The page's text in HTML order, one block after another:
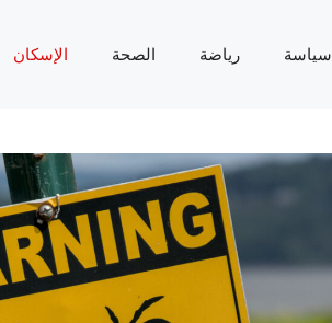
سياسة رياضة الصحة الإسكان